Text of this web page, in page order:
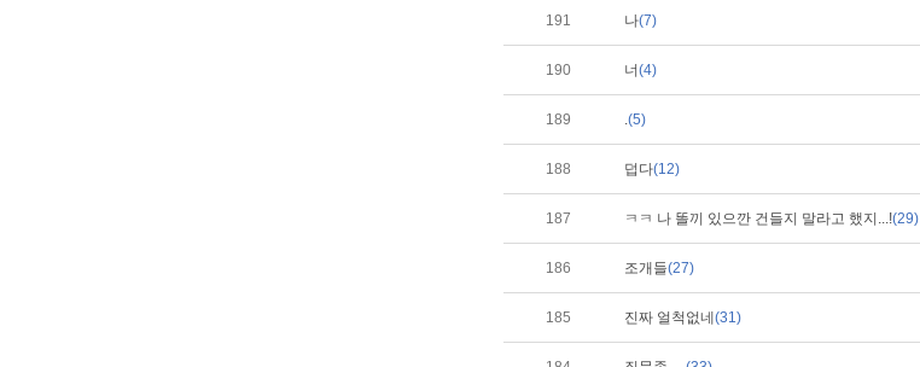
191 나(7)
190 너(4)
189 .(5)
188 덥다(12)
187 ㅋㅋ 나 똘끼 있으깐 건들지 말라고 했지...!(29)
186 조개들(27)
185 진짜 얼척없네 (31)